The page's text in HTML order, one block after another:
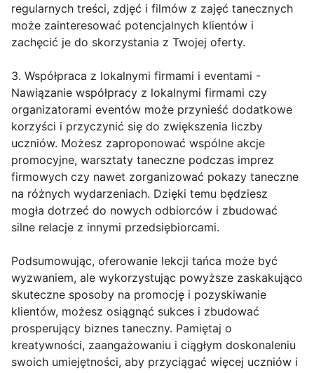
regularnych treści, zdjęć i filmów z zajęć tanecznych
może zainteresować potencjalnych klientów i
zachęcić je do skorzystania z Twojej oferty.
3. Współpraca z lokalnymi firmami i eventami -
Nawiązanie współpracy z lokalnymi firmami czy
organizatorami eventów może przynieść dodatkowe
korzyści i przyczynić się do zwiększenia liczby
uczniów. Możesz zaproponować wspólne akcje
promocyjne, warsztaty taneczne podczas imprez
firmowych czy nawet zorganizować pokazy taneczne
na różnych wydarzeniach. Dzięki temu będziesz
mogła dotrzeć do nowych odbiorców i zbudować
silne relacje z innymi przedsiębiorcami.
Podsumowując, oferowanie lekcji tańca może być
wyzwaniem, ale wykorzystując powyższe zaskakująco
skuteczne sposoby na promocję i pozyskiwanie
klientów, możesz osiągnąć sukces i zbudować
prosperujący biznes taneczny. Pamiętaj o
kreatywności, zaangażowaniu i ciągłym doskonaleniu
swoich umiejętności, aby przyciągać więcej uczniów i